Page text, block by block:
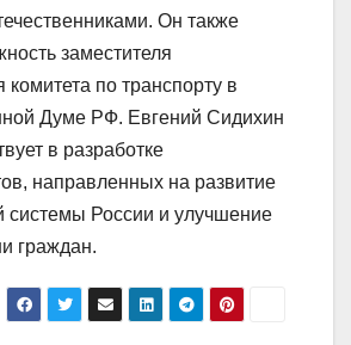
Он также
заместителя
комитета по транспорту в
Думе РФ. Евгений Сидихин
в разработке
направленных на развитие
системы России и улучшение
граждан.